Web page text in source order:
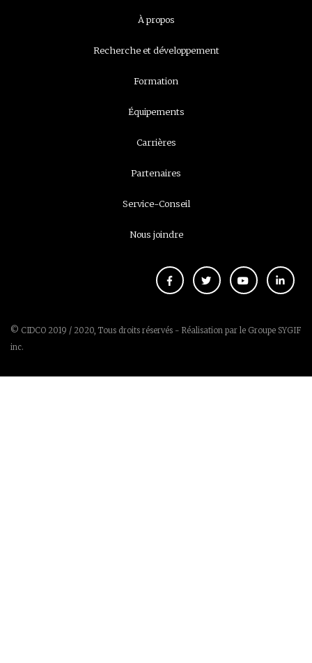
À propos
Recherche et développement
Formation
Équipements
Carrières
Partenaires
Service-Conseil
Nous joindre
© CIDCO 2019 / 2020, Tous droits réservés - Réalisation par le Groupe SYGIF
inc.